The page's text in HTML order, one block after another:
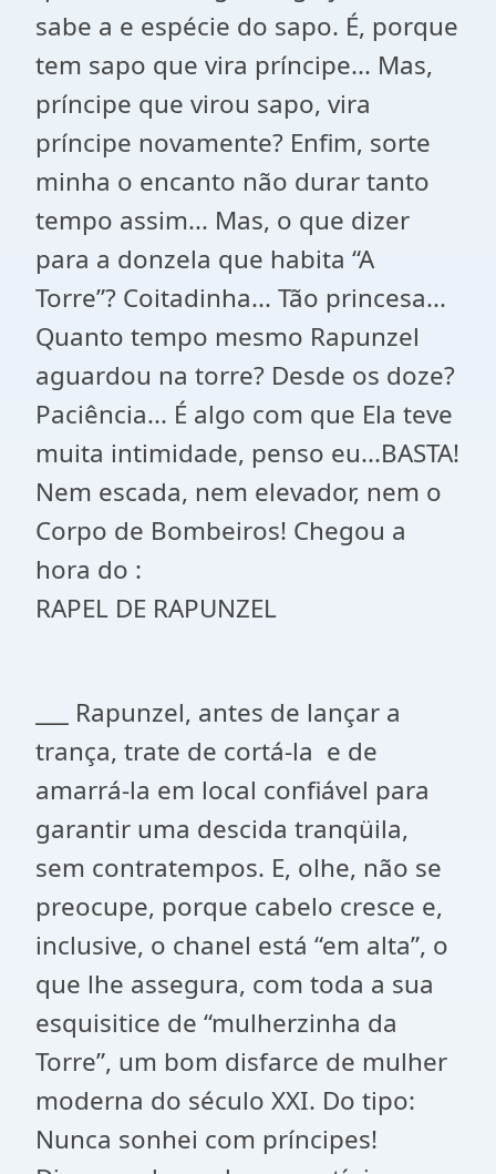
sabe a e espécie do sapo. É, porque
tem sapo que vira príncipe... Mas,
príncipe que virou sapo, vira
príncipe novamente? Enfim, sorte
minha o encanto não durar tanto
tempo assim... Mas, o que dizer
para a donzela que habita “A
Torre”? Coitadinha... Tão princesa...
Quanto tempo mesmo Rapunzel
aguardou na torre? Desde os doze?
Paciência... É algo com que Ela teve
muita intimidade, penso eu...BASTA!
Nem escada, nem elevador, nem o
Corpo de Bombeiros! Chegou a
hora do :
RAPEL DE RAPUNZEL
___ Rapunzel, antes de lançar a
trança, trate de cortá-la e de
amarrá-la em local confiável para
garantir uma descida tranqüila,
sem contratempos. E, olhe, não se
preocupe, porque cabelo cresce e,
inclusive, o chanel está “em alta”, o
que lhe assegura, com toda a sua
esquisitice de “mulherzinha da
Torre”, um bom disfarce de mulher
moderna do século XXI. Do tipo:
Nunca sonhei com príncipes!